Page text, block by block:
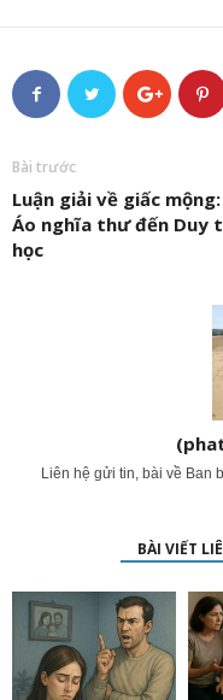
Bài trước
Luận giải về giấc
Áo nghĩa thư đến Duy
học
Liên hệ gửi tin, bài về Ban
BÀI VIẾT